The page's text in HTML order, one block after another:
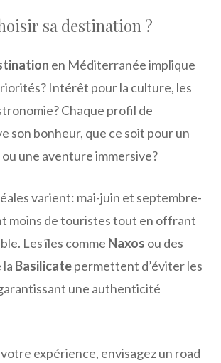
sa destination ?
en Méditerranée implique
Intérêt pour la culture, les
Chaque profil de
son bonheur, que ce soit pour un
une aventure immersive?
varient: mai-juin et septembre-
moins de touristes tout en offrant
Les îles comme Naxos ou des
la Basilicatepermettent d’éviter les
une authenticité
expérience, envisagez un road